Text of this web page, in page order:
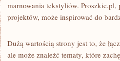
marnowania tekstyliów. Proszkic.pl,
projektów, może inspirować do
Dużą wartością strony jest to, że
ale może znaleźć tematy, które